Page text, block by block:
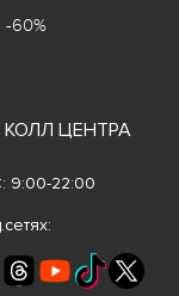
-60%
КОЛЛ ЦЕНТРА
9:00-22:00